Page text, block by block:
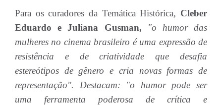
Para os curadores da Temática Histórica, Cleber
Eduardo e Juliana Gusman,
"o humor das
mulheres no cinema brasileiro é uma expressão de
resistência e de criatividade que desafia
estereótipos de gênero e cria novas formas de
representação". Destacam: "o humor pode ser
uma ferramenta poderosa de crítica e